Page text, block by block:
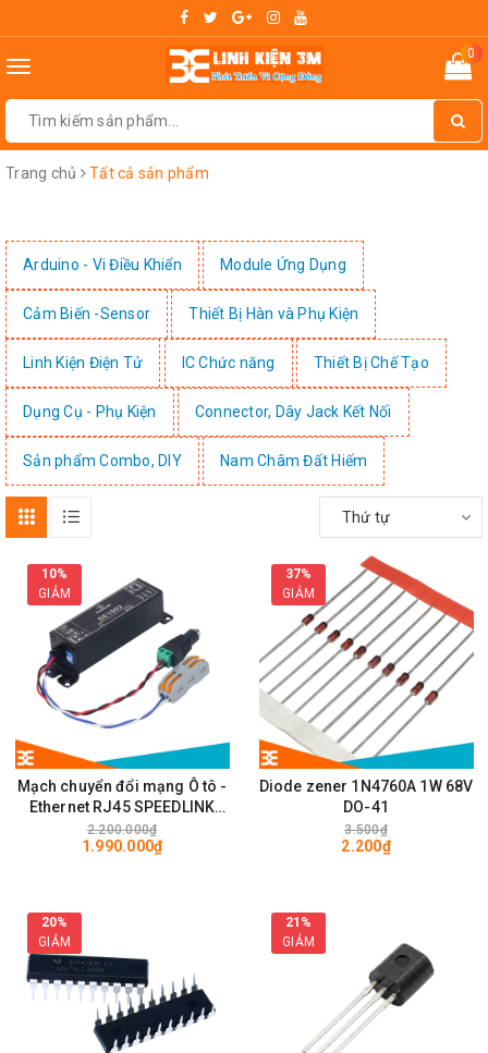
Toggle
0
Trang chủ Tất cả sản phẩm
Arduino - Vi Điều Khiển Module Ứng Dụng
Cảm Biến -Sensor Thiết Bị Hàn và Phụ Kiện
Linh Kiện Điện Tử IC Chức năng Thiết Bị Chế Tạo
Dụng Cụ - Phụ Kiện Connector, Dây Jack Kết Nối
Sản phẩm Combo, DIY Nam Châm Đất Hiếm
Thứ tự
10%
GIẢM
Mạch chuyển đổi mạng Ô tô -
Ethernet RJ45 SPEEDLINK
SE1002 100Mps
2.200.000₫
1.990.000₫
37%
GIẢM
Diode zener 1N4760A 1W 68V
DO-41
3.500₫
2.200₫
20%
GIẢM
21%
GIẢM